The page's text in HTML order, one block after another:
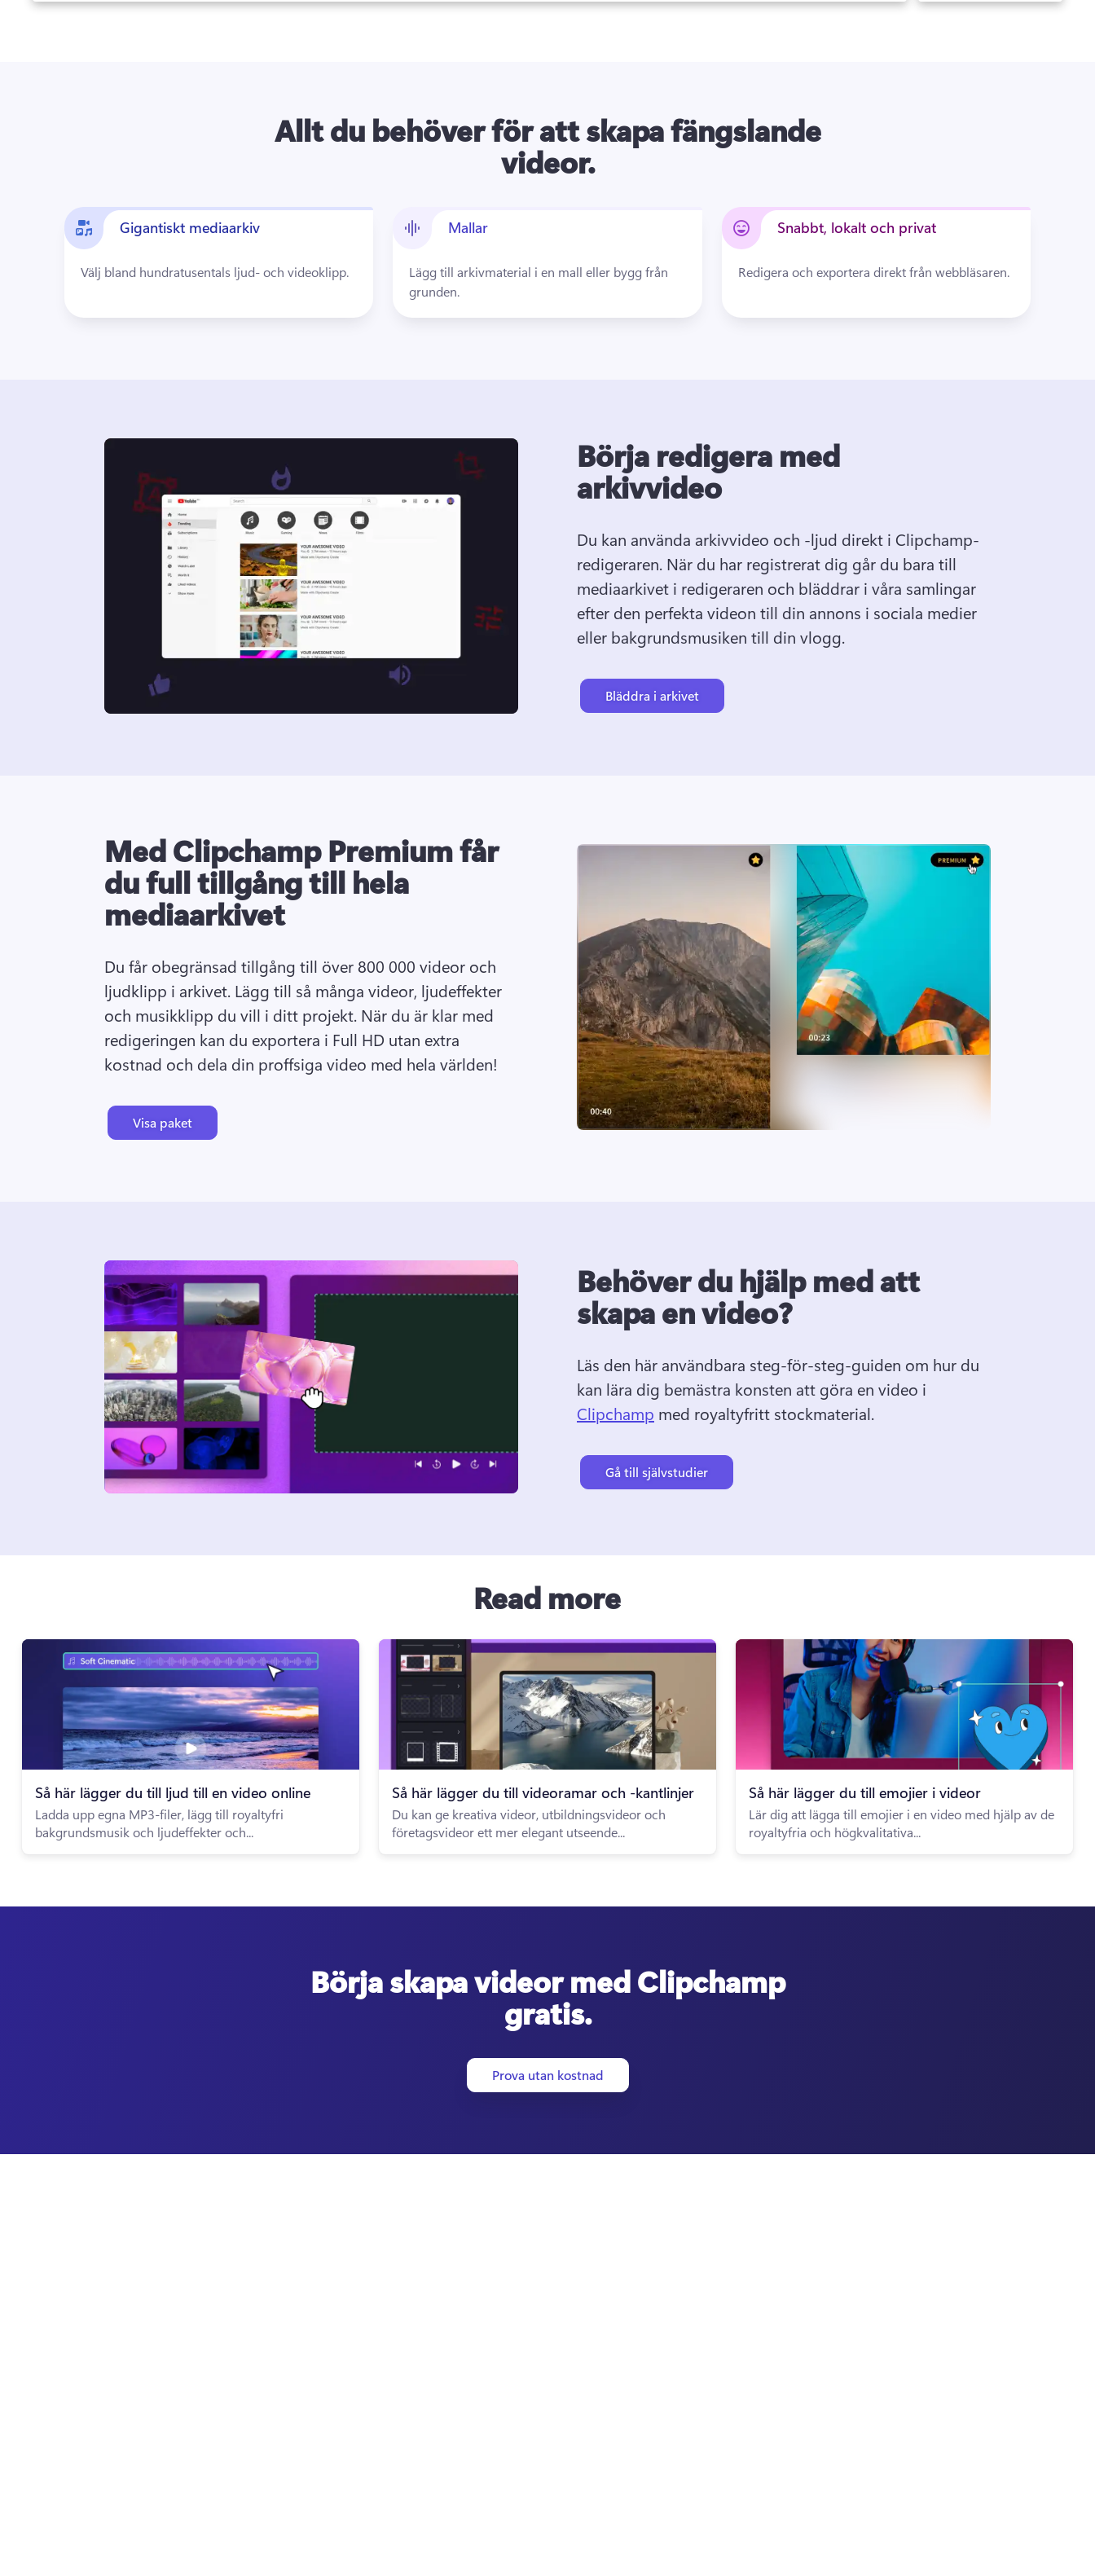
Allt du behöver för att skapa fängslande
videor.
Gigantiskt mediaarkiv
Välj bland hundratusentals ljud- och videoklipp.
Mallar
Lägg till arkivmaterial i en mall eller bygg från
grunden.
Snabbt, lokalt och privat
Redigera och exportera direkt från webbläsaren.
Börja redigera med
arkivvideo
Du kan använda arkivvideo och -ljud direkt i Clipchamp-
redigeraren. När du har registrerat dig går du bara till
mediaarkivet i redigeraren och bläddrar i våra samlingar
efter den perfekta videon till din annons i sociala medier
eller bakgrundsmusiken till din vlogg.
Bläddra i arkivet
Med Clipchamp Premium får
du full tillgång till hela
mediaarkivet
Du får obegränsad tillgång till över 800 000 videor och
ljudklipp i arkivet. Lägg till så många videor, ljudeffekter
och musikklipp du vill i ditt projekt. När du är klar med
redigeringen kan du exportera i Full HD utan extra
kostnad och dela din proffsiga video med hela världen!
Visa paket
Behöver du hjälp med att
skapa en video?
Läs den här användbara steg-för-steg-guiden om hur du
kan lära dig bemästra konsten att göra en video i
Clipchamp med royaltyfritt stockmaterial.
Gå till självstudier
Read more
Så här lägger du till ljud till en video online
Ladda upp egna MP3-filer, lägg till royaltyfri
bakgrundsmusik och ljudeffekter och...
Så här lägger du till videoramar och -kantlinjer
Du kan ge kreativa videor, utbildningsvideor och
företagsvideor ett mer elegant utseende...
Så här lägger du till emojier i videor
Lär dig att lägga till emojier i en video med hjälp av de
royaltyfria och högkvalitativa...
Börja skapa videor med Clipchamp
gratis.
Prova utan kostnad